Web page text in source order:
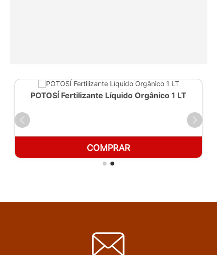
POTOSÍ Fertilizante Líquido Orgânico 1 LT
COMPRAR